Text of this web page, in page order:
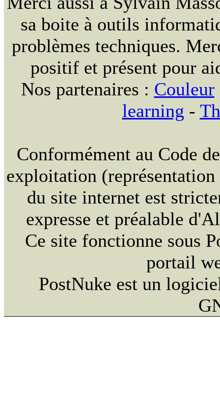
sa boite à outils
problèmes techniques.
positif et présent pour
Nos partenaires : Couleur
learning -
Conformément au Code
exploitation
du site internet est
expresse et préalable
Ce site fonctionne sous
portail
PostNuke est un